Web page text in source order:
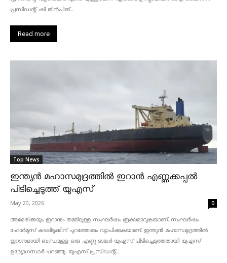
പ്രസിഡന്റ് ഷി ജിൻപിങ്...
Read more
Top News
ഇന്ത്യൻ മഹാസമുദ്രത്തിൽ ഇറാൻ എണ്ണക്കപ്പൽ
പിടിച്ചെടുത്ത് യുഎസ്
May 20, 2026 0
അമേരിക്കയും ഇറാനും തമ്മിലുള്ള സംഘർഷം രൂക്ഷമാവുകയാണ്. സംഘർഷം
ഹോർമുസ് കടലിടുക്കിന് പുറത്തേക്കും വ്യാപിക്കുകയാണ്. ഇന്ത്യൻ മഹാസമുദ്രത്തിൽ
ഇറാനുമായി ബന്ധമുള്ള ഒരു എണ്ണ ടാങ്കർ യുഎസ് പിടിച്ചെടുത്തതായി യുഎസ്
ഉദ്യോഗസ്ഥർ പറഞ്ഞു. യുഎസ് പ്രസിഡന്റ്...